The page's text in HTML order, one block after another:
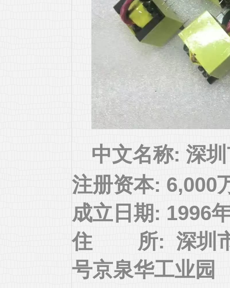
中文名称: 深
注册资本: 6,000
成立日期: 1996
住 所: 深圳
号京泉华工业园